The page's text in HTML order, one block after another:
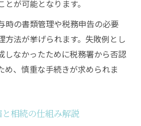
が可能となります。
時の書類管理や税務申告の必要
方法が挙げられます。失敗例とし
しなかったために税務署から否認
め、慎重な手続きが求められま
相続の仕組み解説